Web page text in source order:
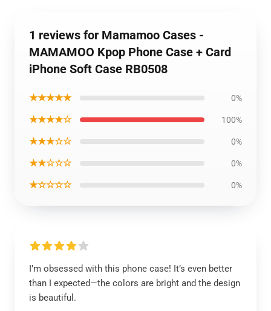
1 reviews for Mamamoo Cases -
MAMAMOO Kpop Phone Case + Card
iPhone Soft Case RB0508
★★★★★ 0%
★★★★☆ 100%
★★★☆☆ 0%
★★☆☆☆ 0%
★☆☆☆☆ 0%
I’m obsessed with this phone case! It’s even better
than I expected—the colors are bright and the design
is beautiful.